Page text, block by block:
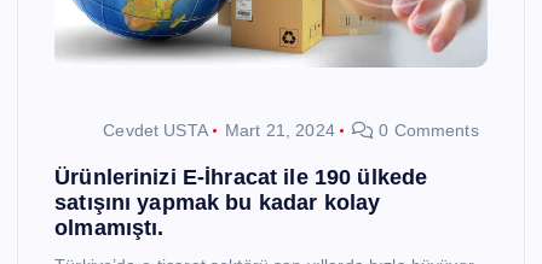
Cevdet USTA Mart 21, 2024 0 Comments
Ürünlerinizi E-İhracat ile 190 ülkede
satışını yapmak bu kadar kolay
olmamıştı.